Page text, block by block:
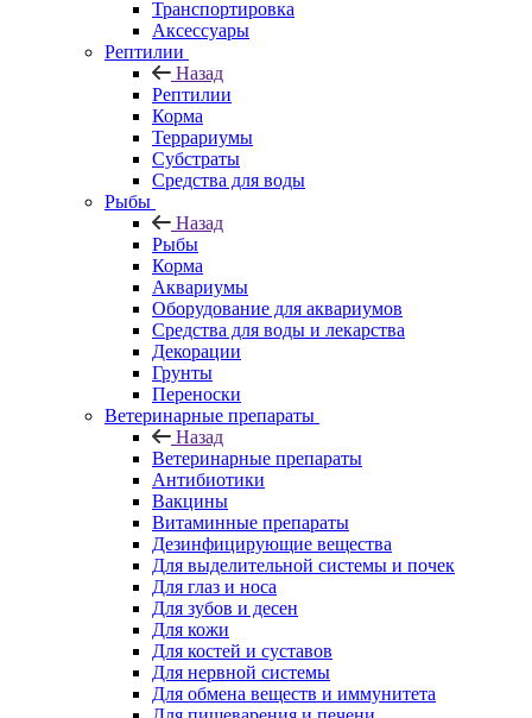
Транспортировка
Аксессуары
Рептилии
Назад
Рептилии
Корма
Террариумы
Субстраты
Средства для воды
Рыбы
Назад
Рыбы
Корма
Аквариумы
Оборудование для аквариумов
Средства для воды и лекарства
Декорации
Грунты
Переноски
Ветеринарные препараты
Назад
Ветеринарные препараты
Антибиотики
Вакцины
Витаминные препараты
Дезинфицирующие вещества
Для выделительной системы и почек
Для глаз и носа
Для зубов и десен
Для кожи
Для костей и суставов
Для нервной системы
Для обмена веществ и иммунитета